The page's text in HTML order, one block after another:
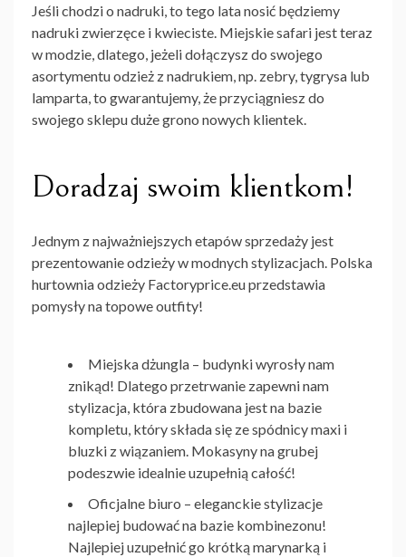
Jeśli chodzi o nadruki, to tego lata nosić będziemy
nadruki zwierzęce i kwieciste. Miejskie safari jest teraz
w modzie, dlatego, jeżeli dołączysz do swojego
asortymentu odzież z nadrukiem, np. zebry, tygrysa lub
lamparta, to gwarantujemy, że przyciągniesz do
swojego sklepu duże grono nowych klientek.
Doradzaj swoim klientkom!
Jednym z najważniejszych etapów sprzedaży jest
prezentowanie odzieży w modnych stylizacjach. Polska
hurtownia odzieży Factoryprice.euprzedstawia
pomysły na topowe outfity!
Miejska dżungla – budynki wyrosły nam
znikąd! Dlatego przetrwanie zapewni nam
stylizacja, która zbudowana jest na bazie
kompletu, który składa się ze spódnicy maxi i
bluzki z wiązaniem. Mokasyny na grubej
podeszwie idealnie uzupełnią całość!
Oficjalne biuro – eleganckie stylizacje
najlepiej budować na bazie kombinezonu!
Najlepiej uzupełnić go krótką marynarką i